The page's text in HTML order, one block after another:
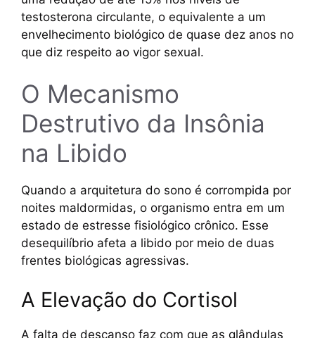
testosterona circulante, o equivalente a um
envelhecimento biológico de quase dez anos no
que diz respeito ao vigor sexual.
O Mecanismo
Destrutivo da Insônia
na Libido
Quando a arquitetura do sono é corrompida por
noites maldormidas, o organismo entra em um
estado de estresse fisiológico crônico. Esse
desequilíbrio afeta a libido por meio de duas
frentes biológicas agressivas.
A Elevação do Cortisol
A falta de descanso faz com que as glândulas